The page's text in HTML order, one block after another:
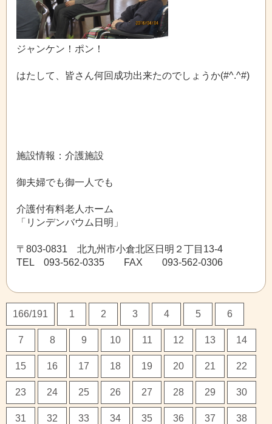
ジャンケン！ポン！
はたして、皆さん何回成功出来たのでしょうか(#^.^#)
施設情報：介護施設
御夫婦でも御一人でも
介護付有料老人ホーム
「リンデンバウム日明」
〒803-0831 北九州市小倉北区日明２丁目13-4
TEL 093-562-0335 FAX 093-562-0306
166/191 1 2 3 4 5 6
7 8 9 10 11 12 13 14
15 16 17 18 19 20 21 22
23 24 25 26 27 28 29 30
31 32 33 34 35 36 37 38